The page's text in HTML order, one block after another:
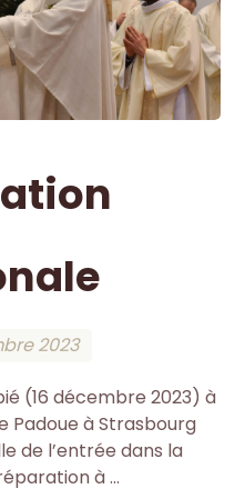
2023
(16 décembre 2023) à
Padoue à Strasbourg
de l’entrée dans la
à ...